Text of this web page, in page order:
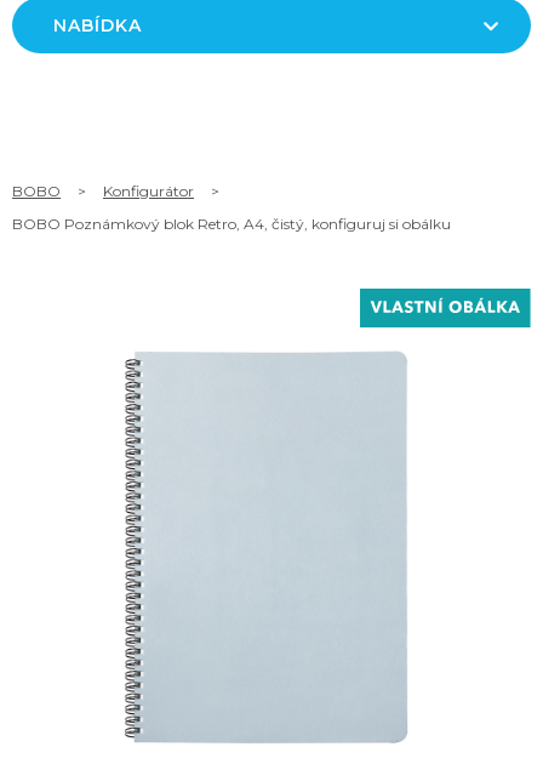
NABÍDKA
BOBO > Konfigurátor
>
BOBO Poznámkový blok Retro, A4, čistý, konfiguruj si obálku